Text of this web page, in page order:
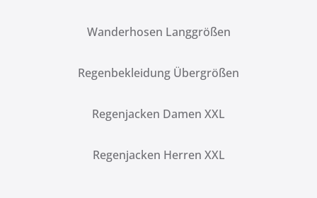
Wanderhosen Langgrößen
Regenbekleidung Übergrößen
Regenjacken Damen XXL
Regenjacken Herren XXL